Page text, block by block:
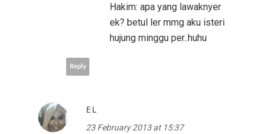
Hakim: apa yang lawaknyer
ek? betul ler mmg aku isteri
hujung minggu per..huhu
Reply
EL
23 February 2013 at 15:37